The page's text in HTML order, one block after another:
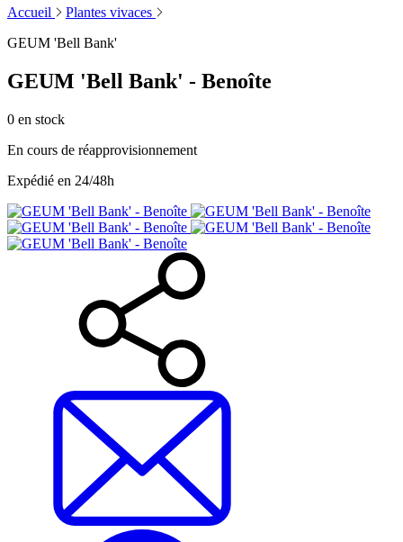
Accueil
Plantes vivaces
GEUM 'Bell Bank'
GEUM 'Bell Bank' - Benoîte
0 en stock
En cours de réapprovisionnement
Expédié en 24/48h